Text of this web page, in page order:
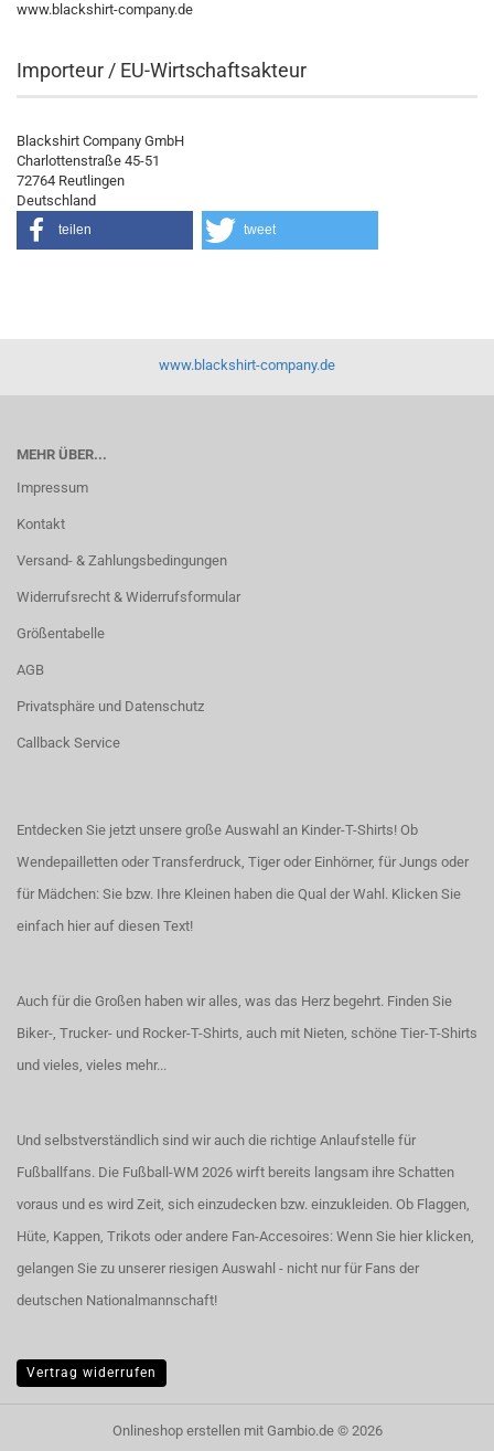
www.blackshirt-company.de
Importeur / EU-Wirtschaftsakteur
Blackshirt Company GmbH
Charlottenstraße 45-51
72764 Reutlingen
Deutschland
teilen tweet
www.blackshirt-company.de
MEHR ÜBER...
Impressum
Kontakt
Versand- & Zahlungsbedingungen
Widerrufsrecht & Widerrufsformular
Größentabelle
AGB
Privatsphäre und Datenschutz
Callback Service
Entdecken Sie jetzt unsere große Auswahl an Kinder-T-Shirts! Ob
Wendepailletten oder Transferdruck, Tiger oder Einhörner, für Jungs oder
für Mädchen: Sie bzw. Ihre Kleinen haben die Qual der Wahl. Klicken Sie
einfach hier auf diesen Text!
Auch für die Großen haben wir alles, was das Herz begehrt. Finden Sie
Biker-, Trucker- und Rocker-T-Shirts, auch mit Nieten, schöne Tier-T-Shirts
und vieles, vieles mehr...
Und selbstverständlich sind wir auch die richtige Anlaufstelle für
Fußballfans. Die Fußball-WM 2026 wirft bereits langsam ihre Schatten
voraus und es wird Zeit, sich einzudecken bzw. einzukleiden. Ob Flaggen,
Hüte, Kappen, Trikots oder andere Fan-Accesoires: Wenn Sie hier klicken,
gelangen Sie zu unserer riesigen Auswahl - nicht nur für Fans der
deutschen Nationalmannschaft!
Vertrag widerrufen
Onlineshop erstellenmit Gambio.de © 2026